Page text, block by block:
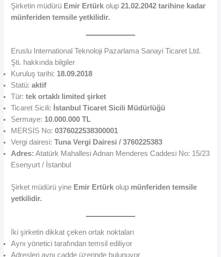
Şirketin müdürü Emir Ertürk olup21.02.2042 tarihine kadar
münferiden temsile yetkilidir.
Eruslu International Teknoloji Pazarlama Sanayi Ticaret Ltd.
Şti. hakkında bilgiler
Kuruluş tarihi: 18.09.2018
Statü:aktif
Tür:tek ortaklı limited şirket
Ticaret Sicili: İstanbul Ticaret Sicili Müdürlüğü
Sermaye: 10.000.000 TL
MERSİS No:0376022538300001
Vergi dairesi:Tuna Vergi Dairesi / 3760225383
Adres: Atatürk Mahallesi Adnan Menderes Caddesi No: 15/23
Esenyurt / İstanbul
Şirket müdürü yine Emir Ertürk olup münferiden temsile
yetkilidir.
İki şirketin dikkat çeken ortak noktaları
Aynı yönetici tarafından temsil ediliyor
Adresleri aynı cadde üzerinde bulunuyor